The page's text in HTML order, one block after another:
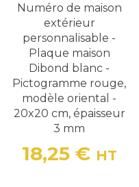
Numéro de maison
extérieur
personnalisable -
Plaque maison
Dibond blanc -
Pictogramme rouge,
modèle oriental -
20x20 cm, épaisseur
3 mm
Prix
18,25 € HT